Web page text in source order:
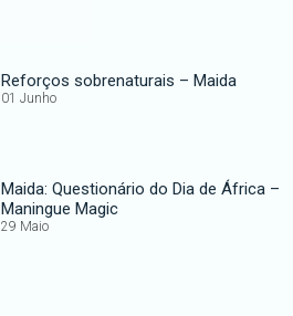
Reforços sobrenaturais – Maida
01 Junho
Maida: Questionário do Dia de África –
Maningue Magic
29 Maio